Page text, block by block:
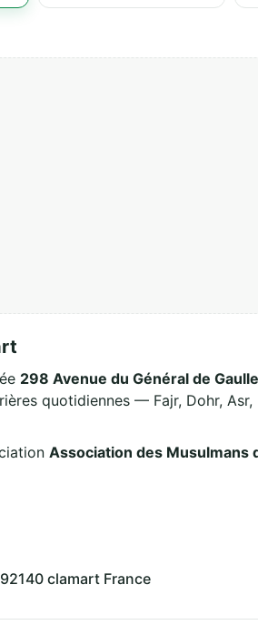
298 Avenue du Général de
quotidiennes — Fajr, Dohr,
Association des Musulmans
clamart France